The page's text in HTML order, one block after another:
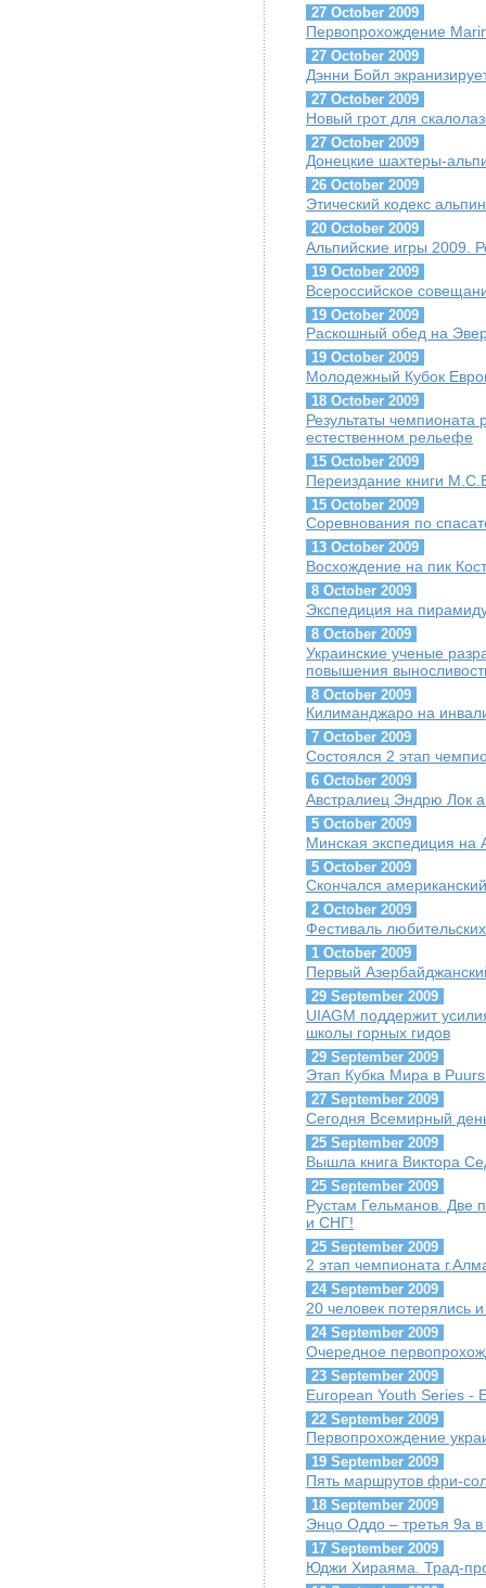
27 October 2009
Первопрохождение
27 October 2009
Дэнни Бойл
27 October 2009
Новый грот для
27 October 2009
Донецкие шахтеры-
26 October 2009
Этический кодекс
20 October 2009
Альпийские игры 2009.
19 October 2009
Всероссийское
19 October 2009
Раскошный обед на
19 October 2009
Молодежный Кубок
18 October 2009
Результаты чемпионата
естественном рельефе
15 October 2009
Переиздание книги
15 October 2009
Соревнования по
13 October 2009
Восхождение на пик
8 October 2009
Экспедиция на
8 October 2009
Украинские ученые
повышения
8 October 2009
Килиманджаро на
7 October 2009
Состоялся 2 этап
6 October 2009
Австралиец Эндрю Лок
5 October 2009
Минская экспедиция на
5 October 2009
Скончался
2 October 2009
Фестиваль
1 October 2009
Первый
29 September 2009
UIAGM поддержит
школы горных гидов
29 September 2009
Этап Кубка Мира в
27 September 2009
Сегодня Всемирный
25 September 2009
Вышла книга Виктора
25 September 2009
Рустам Гельманов. Две
и СНГ!
25 September 2009
2 этап чемпионата
24 September 2009
20 человек потерялись
24 September 2009
Очередное
23 September 2009
European Youth Series -
22 September 2009
Первопрохождение
19 September 2009
Пять маршрутов фри-
18 September 2009
Энцо Оддо – третья 9a в
17 September 2009
Юджи Хираяма. Трад-